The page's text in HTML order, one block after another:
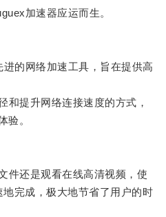
加速器应运而生。
的网络加速工具，旨在提供高
提升网络连接速度的方式，
验。
还是观看在线高清视频，使
完成，极大地节省了用户的时